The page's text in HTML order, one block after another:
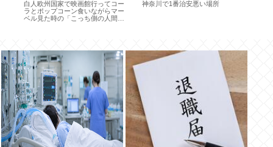
白人欧州国家で映画館行ってコー
ラとポップコーン食いながらマー
ベル見た時の「こっち側の人間」
神奈川で1番治安悪い場所